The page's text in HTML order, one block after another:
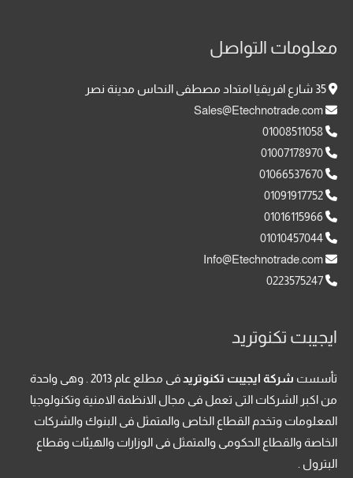
معلومات التواصل
01008511058
01007178970
01066537670
01091917752
01016115966
01010457044
0223575247
ايجيبت تكنوتريد
تأسست شركة ايجيبت تكنوتريد
فى مطلع عام 2013 . وهى واحدة
من اكبر الشركات التى تعمل فى مجال الانظمة الامنية وتكنولوجيا
المعلومات وتخدم القطاع الخاص والمتمثل فى البنوك والشركات
الخاصة والقطاع الحكومى والمتمثل فى الوزارات والهيئات وقطاع
البترول .